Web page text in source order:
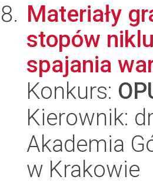
Materiały
stopów
spajania
Konkurs:
Kierownik:
Akademia
w Krakowie